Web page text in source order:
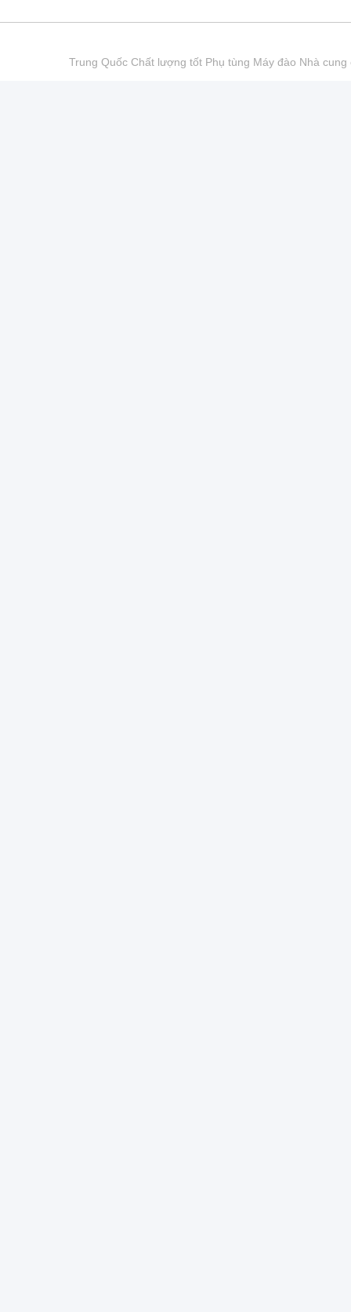
Trung Quốc Chất lượng tốt Phụ tùng Máy đào Nhà